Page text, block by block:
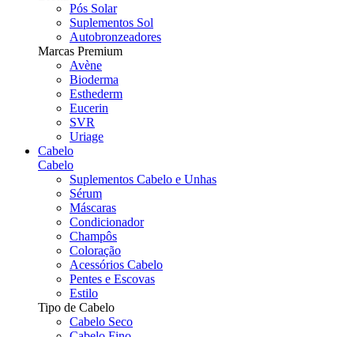
Pós Solar
Suplementos Sol
Autobronzeadores
Marcas Premium
Avène
Bioderma
Esthederm
Eucerin
SVR
Uriage
Cabelo
Cabelo
Suplementos Cabelo e Unhas
Sérum
Máscaras
Condicionador
Champôs
Coloração
Acessórios Cabelo
Pentes e Escovas
Estilo
Tipo de Cabelo
Cabelo Seco